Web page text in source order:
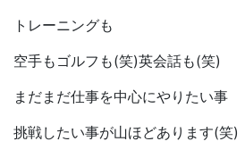
トレーニングも
空手もゴルフも(笑)英会話も(笑)
まだまだ仕事を中心にやりたい事
挑戦したい事が山ほどあります(笑)